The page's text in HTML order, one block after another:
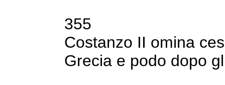
355
Costanzo II omina
Grecia e podo dopo